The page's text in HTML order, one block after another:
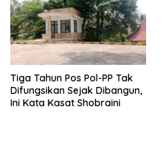
Tiga Tahun Pos Pol-PP Tak
Difungsikan Sejak Dibangun,
Ini Kata Kasat Shobraini